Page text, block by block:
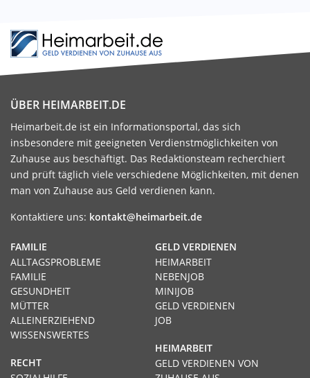
ÜBER HEIMARBEIT.DE
Heimarbeit.de ist ein Informationsportal, das sich
insbesondere mit geeigneten Verdienstmöglichkeiten von
Zuhause aus beschäftigt. Das Redaktionsteam recherchiert
und prüft täglich viele verschiedene Möglichkeiten, mit denen
man von Zuhause aus Geld verdienen kann.
Kontaktiere uns: kontakt@heimarbeit.de
GELD VERDIENEN
HEIMARBEIT
NEBENJOB
MINIJOB
GELD VERDIENEN
JOB
HEIMARBEIT
GELD VERDIENEN VON
FAMILIE
ALLTAGSPROBLEME
FAMILIE
GESUNDHEIT
MÜTTER
ALLEINERZIEHEND
WISSENSWERTES
RECHT